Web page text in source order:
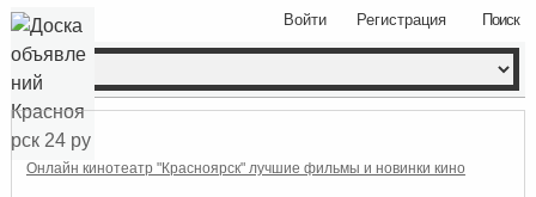
Поиск
Войти Регистрация
Онлайн кинотеатр "Красноярск" лучшие фильмы и новинки кино